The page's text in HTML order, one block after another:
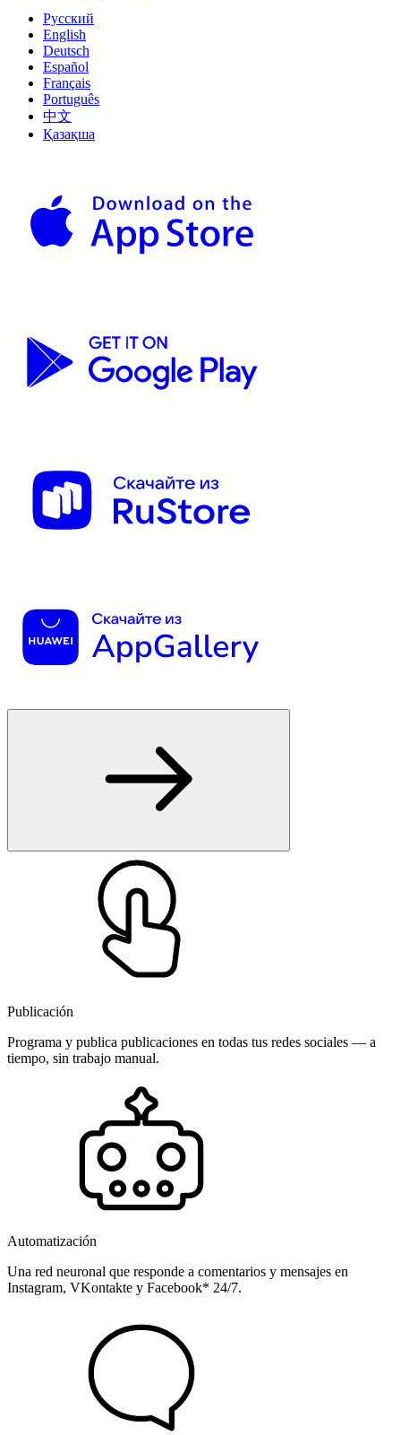
Русский
English
Deutsch
Español
Français
Português
中文
Қазақша
Publicación
Programa y publica publicaciones en todas tus redes sociales — a
tiempo, sin trabajo manual.
Automatización
Una red neuronal que responde a comentarios y mensajes en
Instagram, VKontakte y Facebook* 24/7.